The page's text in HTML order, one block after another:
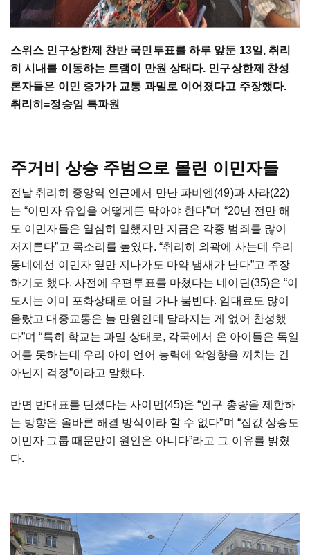
스위스 인구상한제 찬반 국민투표를 하루 앞둔 13일, 취리
히 시내를 이동하는 트램이 만원 상태다. 인구상한제 찬성
론자들은 이민 증가가 교통 과밀로 이어졌다고 주장했다.
취리히=정승임 특파원
주거비 상승 주범으로 몰린 이민자들
전날 취리히 중앙역 인근에서 만난 파비엔(49)과 사라(22)
는 “이민자 유입을 어떻게든 막아야 한다”며 “20년 전만 해
도 이민자들은 열심히 일했지만 지금은 각종 범죄를 많이
저지른다”고 목소리를 높였다. “취리히 외곽에 사는데 우리
동네에선 이민자 옆만 지나가도 마약 냄새가 난다”고 주장
하기도 했다. 사전에 우편투표를 마쳤다는 네이딘(35)은 “이
도시는 이미 포화상태로 어딜 가나 붐빈다. 임대료도 많이
올랐고 대중교통은 늘 만원인데 달라지는 게 없어 찬성했
다”며 “특히 학교는 과밀 상태로, 각국에서 온 아이들은 독일
어를 못하는데 우리 아이 언어 능력에 악영향을 끼치는 건
아닌지 걱정”이라고 말했다.
반면 반대표를 던졌다는 사이먼(45)은 “인구 총량을 제한하
는 방향은 올바른 해결 방식이라 할 수 없다”며 “집값 상승도
이민자 그룹 때문만이 원인은 아니다”라고 그 이유를 밝혔
다.